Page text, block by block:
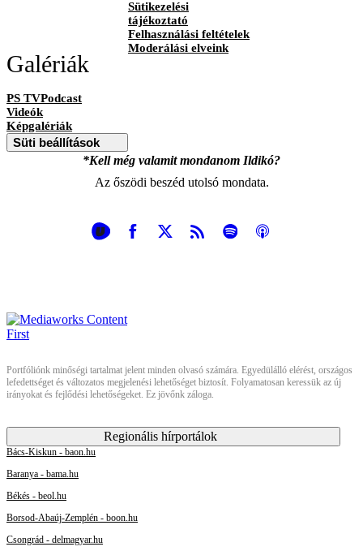
Sütikezelési
tájékoztató
Felhasználási feltételek
Moderálási elveink
Galériák
PS TVPodcast
Videók
Képgalériák
Süti beállítások
*Kell még valamit mondanom Ildikó?
Az őszödi beszéd utolsó mondata.
Portfóliónk minőségi tartalmat jelent minden olvasó számára. Egyedülálló elérést, országos
lefedettséget és változatos megjelenési lehetőséget biztosít. Folyamatosan keressük az új
irányokat és fejlődési lehetőségeket. Ez jövőnk záloga.
Regionális hírportálok
Bács-Kiskun - baon.hu
Baranya - bama.hu
Békés - beol.hu
Borsod-Abaúj-Zemplén - boon.hu
Csongrád - delmagyar.hu